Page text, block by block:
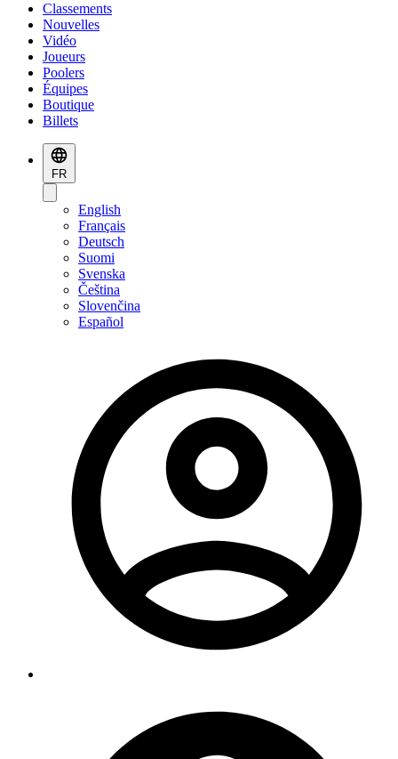
Classements
Nouvelles
Vidéo
Joueurs
Poolers
Équipes
Boutique
Billets
FR
English
Français
Deutsch
Suomi
Svenska
Čeština
Slovenčina
Español